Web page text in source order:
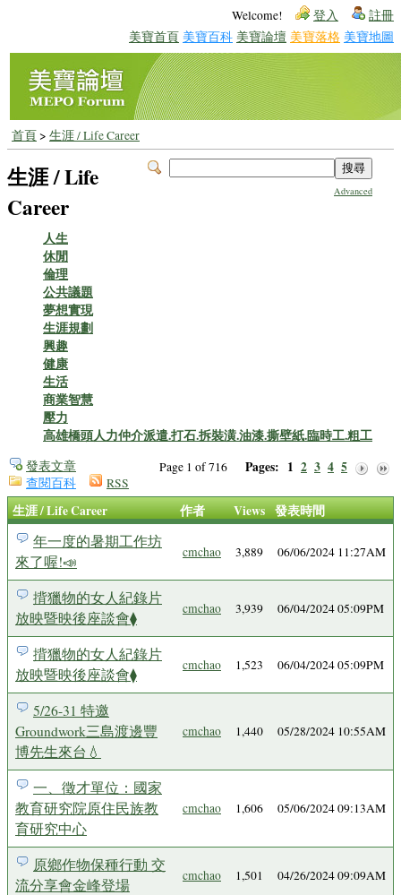
Welcome! 登入 註冊
美寶首頁 美寶百科 美寶論壇 美寶落格 美寶地圖
首頁> 生涯 / Life Career
Advanced
生涯 / Life
Career
人生
休閒
倫理
公共議題
夢想實現
生涯規劃
興趣
健康
生活
商業智慧
壓力
高雄橋頭人力仲介派遣.打石.拆裝潢.油漆.撕壁紙.臨時工.粗工
Page 1 of 716 Pages: 1 2 3 4 5
發表文章
查閱百科
RSS
生涯 / Life Career 作者 Views 發表時間
年一度的暑期工作坊
來了喔!📣
cmchao 3,889 06/06/2024 11:27AM
揹獵物的女人紀錄片
放映暨映後座談會⧫
cmchao 3,939 06/04/2024 05:09PM
揹獵物的女人紀錄片
放映暨映後座談會⧫
cmchao 1,523 06/04/2024 05:09PM
5/26-31 特邀
Groundwork三島渡邊豐
博先生來台💧
cmchao 1,440 05/28/2024 10:55AM
一、徵才單位：國家
教育研究院原住民族教
育研究中心
cmchao 1,606 05/06/2024 09:13AM
原鄉作物保種行動 交
流分享會金峰登場
cmchao 1,501 04/26/2024 09:09AM